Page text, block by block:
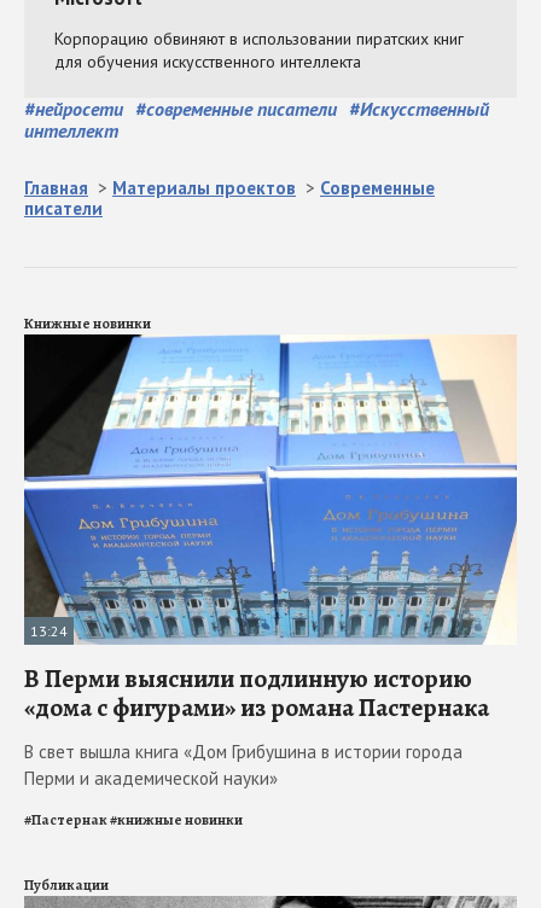
#нейросети #современные писатели #Искусственный
интеллект
Главная > Материалы проектов > Современные
писатели
Книжные новинки
13:24
В Перми выяснили подлинную историю
«дома с фигурами» из романа Пастернака
В свет вышла книга «Дом Грибушина в истории города
Перми и академической науки»
#Пастернак#книжные новинки
Публикации